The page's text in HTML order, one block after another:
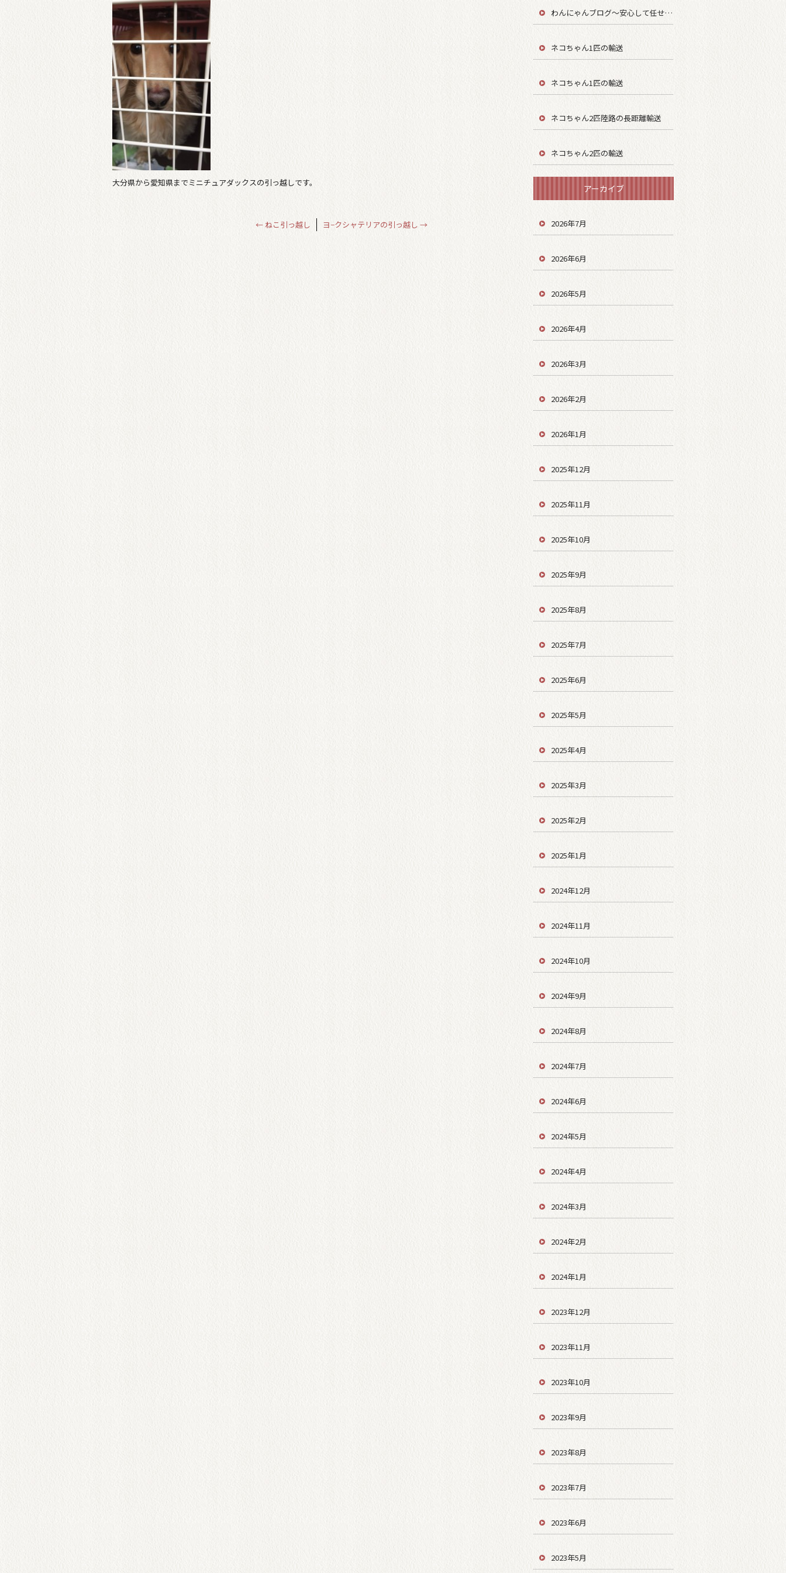
大分県から愛知県までミニチュアダックスの引っ越しです。
←ねこ引っ越し ヨ−クシャテリアの引っ越し →
わんにゃんブログ～安心して任せてもらう～
ネコちゃん1匹の輸送
ネコちゃん1匹の輸送
ネコちゃん2匹陸路の長距離輸送
ネコちゃん2匹の輸送
アーカイブ
2026年7月
2026年6月
2026年5月
2026年4月
2026年3月
2026年2月
2026年1月
2025年12月
2025年11月
2025年10月
2025年9月
2025年8月
2025年7月
2025年6月
2025年5月
2025年4月
2025年3月
2025年2月
2025年1月
2024年12月
2024年11月
2024年10月
2024年9月
2024年8月
2024年7月
2024年6月
2024年5月
2024年4月
2024年3月
2024年2月
2024年1月
2023年12月
2023年11月
2023年10月
2023年9月
2023年8月
2023年7月
2023年6月
2023年5月